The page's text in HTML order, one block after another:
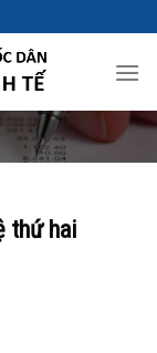
thứ hai